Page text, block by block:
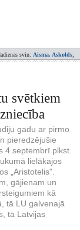
svin: Aisma, Askolds;
svētkiem
gadu ar pirmo
pieredzējušie
4.septembrī plkst.
lielākajos
„Aristotelis".
gājienam un
kā
tā LU galvenajā
tā Latvijas